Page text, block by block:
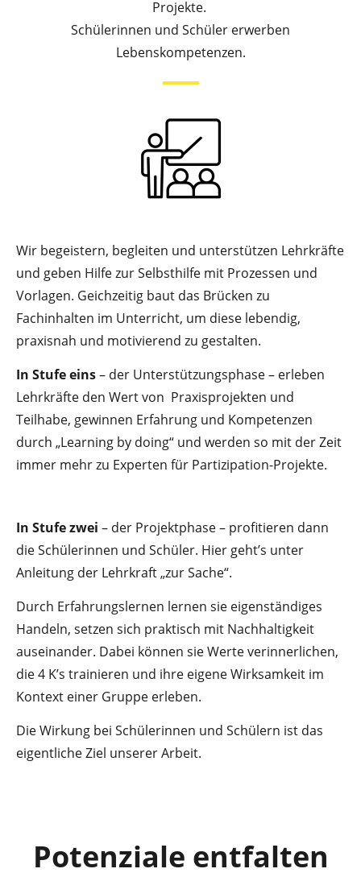
Projekte.
Schülerinnen und Schüler erwerben
Lebenskompetenzen.
Wir begeistern, begleiten und unterstützen Lehrkräfte
und geben Hilfe zur Selbsthilfe mit Prozessen und
Vorlagen. Geichzeitig baut das Brücken zu
Fachinhalten im Unterricht, um diese lebendig,
praxisnah und motivierend zu gestalten.
In Stufe eins– der Unterstützungsphase – erleben
Lehrkräfte den Wert von Praxisprojekten und
Teilhabe, gewinnen Erfahrung und Kompetenzen
durch „Learning by doing“ und werden so mit der Zeit
immer mehr zu Experten für Partizipation-Projekte.
In Stufe zwei – der Projektphase – profitieren dann
die Schülerinnen und Schüler. Hier geht’s unter
Anleitung der Lehrkraft „zur Sache“.
Durch Erfahrungslernen lernen sie eigenständiges
Handeln, setzen sich praktisch mit Nachhaltigkeit
auseinander. Dabei können sie Werte verinnerlichen,
die 4 K’s trainieren und ihre eigene Wirksamkeit im
Kontext einer Gruppe erleben.
Die Wirkung bei Schülerinnen und Schülern ist das
eigentliche Ziel unserer Arbeit.
Potenziale entfalten